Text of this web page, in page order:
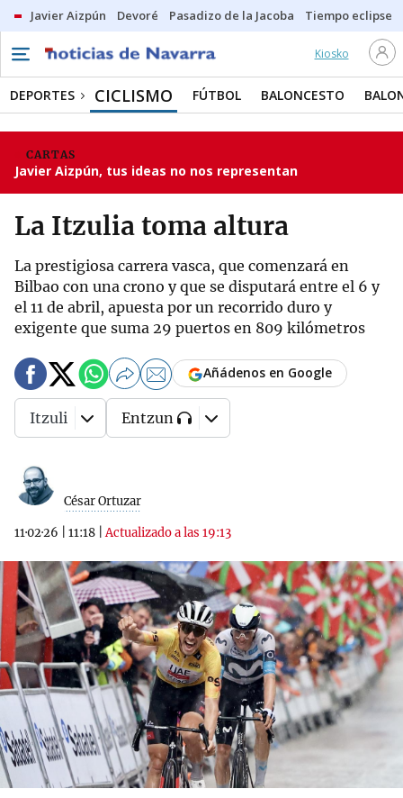
Javier Aizpún Devoré Pasadizo de la Jacoba Tiempo eclipse
Kiosko
DEPORTES CICLISMO FÚTBOL BALONCESTO
CARTAS
Javier Aizpún, tus ideas no nos representan
La Itzulia toma altura
La prestigiosa carrera vasca, que comenzará en
Bilbao con una crono y que se disputará entre el 6 y
el 11 de abril, apuesta por un recorrido duro y
exigente que suma 29 puertos en 809 kilómetros
César Ortuzar
11·02·26 11:18 |Actualizado a las 19:13
Añádenos en Google
Itzuli Entzun